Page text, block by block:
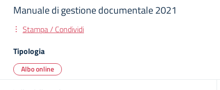
Manuale di gestione documentale 2021
Stampa / Condividi
Tipologia
Albo online